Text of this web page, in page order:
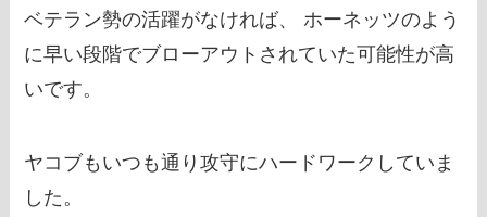
ベテラン勢の活躍がなければ、 ホーネッツのよう
に早い段階でブローアウトされていた可能性が高
いです。
ヤコブもいつも通り攻守にハードワークしていま
した。